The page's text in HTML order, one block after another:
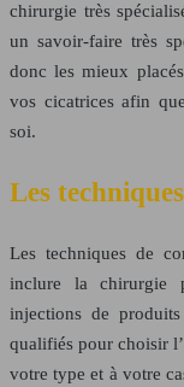
chirurgie très
un savoir-faire très
donc les mieux
vos cicatricesafin
soi.
Les
Les techniques de
inclure la chirurgie
injections de
qualifiés pour choisir
votre type et à votre